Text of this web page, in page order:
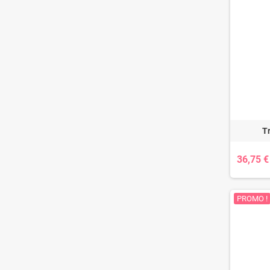
36,75 €
PROMO !